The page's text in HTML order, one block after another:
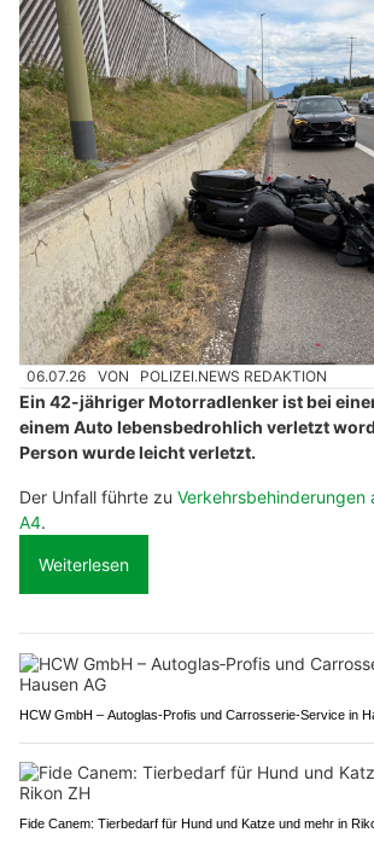
06.07.26 VON POLIZEI.NEWS REDAKTION
Ein 42-jähriger Motorradlenker ist bei
einem Auto lebensbedrohlich verletzt
Person wurde leicht verletzt.
Der Unfall führte zu Verkehrsbehinderungen
A4.
Weiterlesen
HCW GmbH – Autoglas‑Profis und Carrosserie‑Service in
Fide Canem: Tierbedarf für Hund und Katze und mehr in